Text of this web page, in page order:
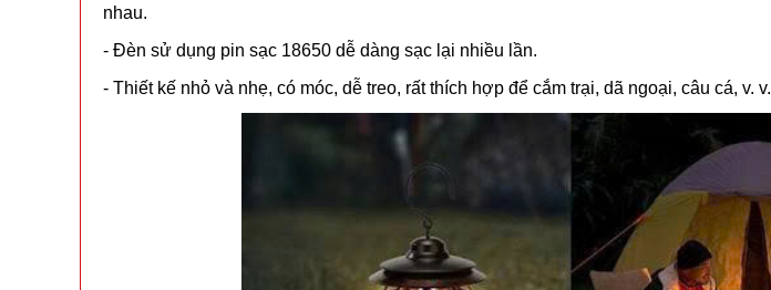
nhau.
- Đèn sử dụng pin sạc 18650 dễ dàng sạc lại nhiều lần.
- Thiết kế nhỏ và nhẹ, có móc, dễ treo, rất thích hợp để cắm trại, dã ngoại, câu cá, v. v.